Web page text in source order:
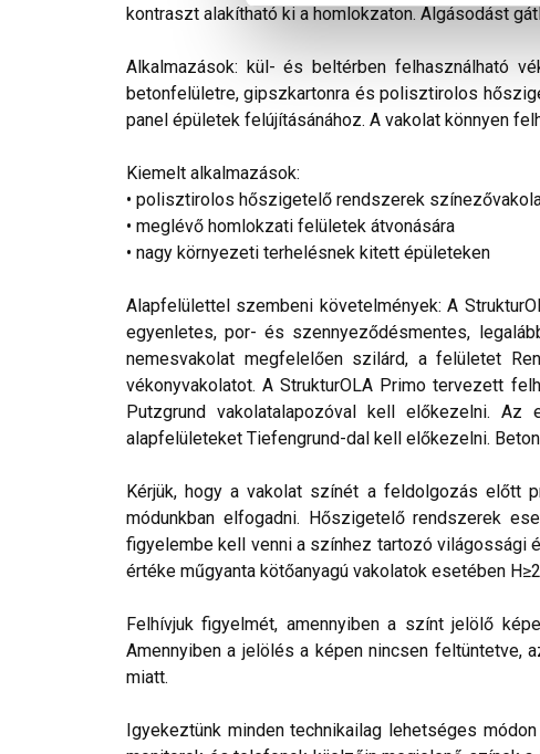
kontraszt alakítható ki a homlokzaton. Algásodást
Alkalmazások: kül- és beltérben felhasználható
betonfelületre, gipszkartonra és polisztirolos
panel épületek felújításánához. A vakolat könnyen
Kiemelt alkalmazások:
• polisztirolos hőszigetelő rendszerek
• meglévő homlokzati felületek átvonására
• nagy környezeti terhelésnek kitett épületeken
Alapfelülettel szembeni követelmények: A
egyenletes, por- és szennyeződésmentes,
nemesvakolat megfelelően szilárd, a felületet
vékonyvakolatot. A StrukturOLA Primo tervezett
Putzgrund vakolatalapozóval kell előkezelni.
alapfelületeket Tiefengrund-dal kell előkezelni.
Kérjük, hogy a vakolat színét a feldolgozás előtt
módunkban elfogadni. Hőszigetelő rendszerek
figyelembe kell venni a színhez tartozó világossági
értéke műgyanta kötőanyagú vakolatok esetében
Felhívjuk figyelmét, amennyiben a színt jelölő
Amennyiben a jelölés a képen nincsen
miatt.
Igyekeztünk minden technikailag lehetséges